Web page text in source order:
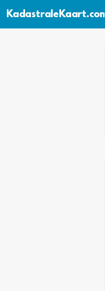
KadastraleKaart.com